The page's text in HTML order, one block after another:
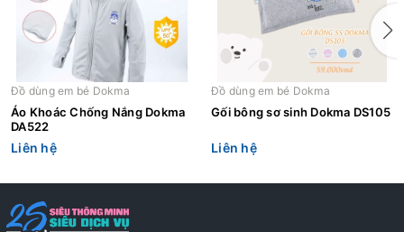
Đồ dùng em bé Dokma
Áo Khoác Chống Nắng Dokma
DA522
Liên hệ
Đồ dùng em bé Dokma
Gối bông sơ sinh Dokma DS105
Liên hệ